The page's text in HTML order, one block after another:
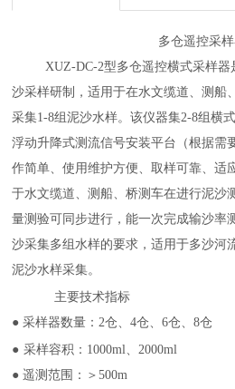
多仓遥控采
XUZ-DC-2型多仓遥控横式采样器
沙采样研制，适用于在水文缆道、测船
采集1-8组泥沙水样。该仪器集2-8组横
浮动升降式测流信号安装平台（根据需
作简单、使用维护方便、取样可靠、适
于水文缆道、测船、桥测车在进行泥沙
量测验可同步进行，能一次完成输沙率
沙采集多组水样的要求，适用于多沙河
泥沙水样采集。
主要技术指标
●采样器数量：2仓、4仓、6仓、8仓
● 采样容积： 1000ml、2000ml
● 遥测范围：＞500m